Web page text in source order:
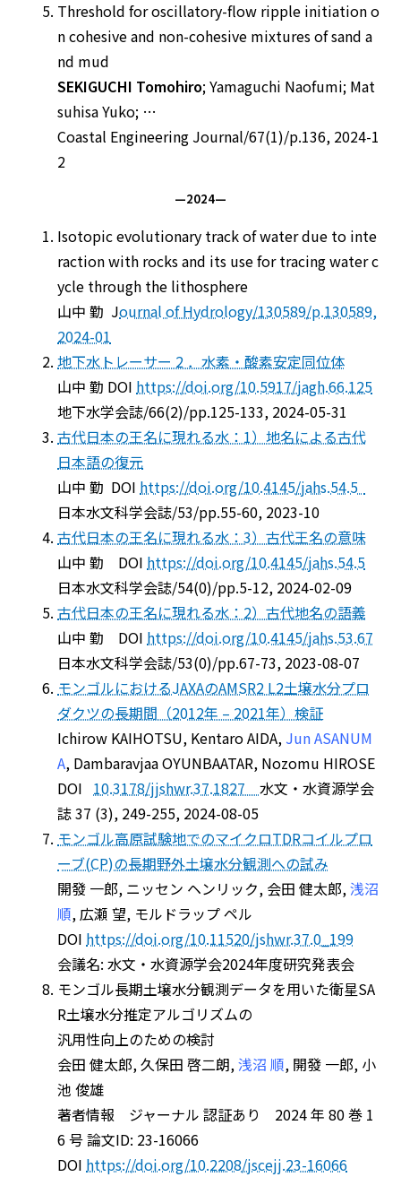
Threshold for oscillatory-flow ripple initiation o
n cohesive and non-cohesive mixtures of sand a
nd mud
SEKIGUCHI Tomohiro; Yamaguchi Naofumi; Mat
suhisa Yuko; …
Coastal Engineering Journal/67(1)/p.136, 2024-1
2
—2024—
Isotopic evolutionary track of water due to inte
raction with rocks and its use for tracing water c
ycle through the lithosphere
山中 勤 Journal of Hydrology/130589/p.130589,
2024-01
地下水トレーサー 2 ．水素・酸素安定同位体
山中 勤 DOI https://doi.org/10.5917/jagh.66.125
地下水学会誌/66(2)/pp.125-133, 2024-05-31
古代日本の王名に現れる水：1）地名による古代
日本語の復元
山中 勤 DOI https://doi.org/10.4145/jahs.54.5
日本水文科学会誌/53/pp.55-60, 2023-10
古代日本の王名に現れる水：3）古代王名の意味
山中 勤 DOI https://doi.org/10.4145/jahs.54.5
日本水文科学会誌/54(0)/pp.5-12, 2024-02-09
古代日本の王名に現れる水：2）古代地名の語義
山中 勤 DOI https://doi.org/10.4145/jahs.53.67
日本水文科学会誌/53(0)/pp.67-73, 2023-08-07
モンゴルにおけるJAXAのAMSR2 L2土壌水分プロ
ダクツの長期間（2012年 – 2021年）検証
Ichirow KAIHOTSU, Kentaro AIDA, Jun ASANUM
A, Dambaravjaa OYUNBAATAR, Nozomu HIROSE
DOI 10.3178/jjshwr.37.1827 水文・水資源学会
誌 37 (3), 249-255, 2024-08-05
モンゴル高原試験地でのマイクロTDRコイルプロ
ーブ(CP)の長期野外土壌水分観測への試み
開發 一郎, ニッセン ヘンリック, 会田 健太郎,浅沼
順, 広瀬 望, モルドラップ ペル
DOI https://doi.org/10.11520/jshwr.37.0_199
会議名: 水文・水資源学会2024年度研究発表会
モンゴル長期土壌水分観測データを用いた衛星SA
R土壌水分推定アルゴリズムの
汎用性向上のための検討
会田 健太郎, 久保田 啓二朗,浅沼 順, 開發 一郎, 小
池 俊雄
著者情報 ジャーナル 認証あり 2024 年 80 巻 1
6 号 論文ID: 23-16066
DOI https://doi.org/10.2208/jscejj.23-16066